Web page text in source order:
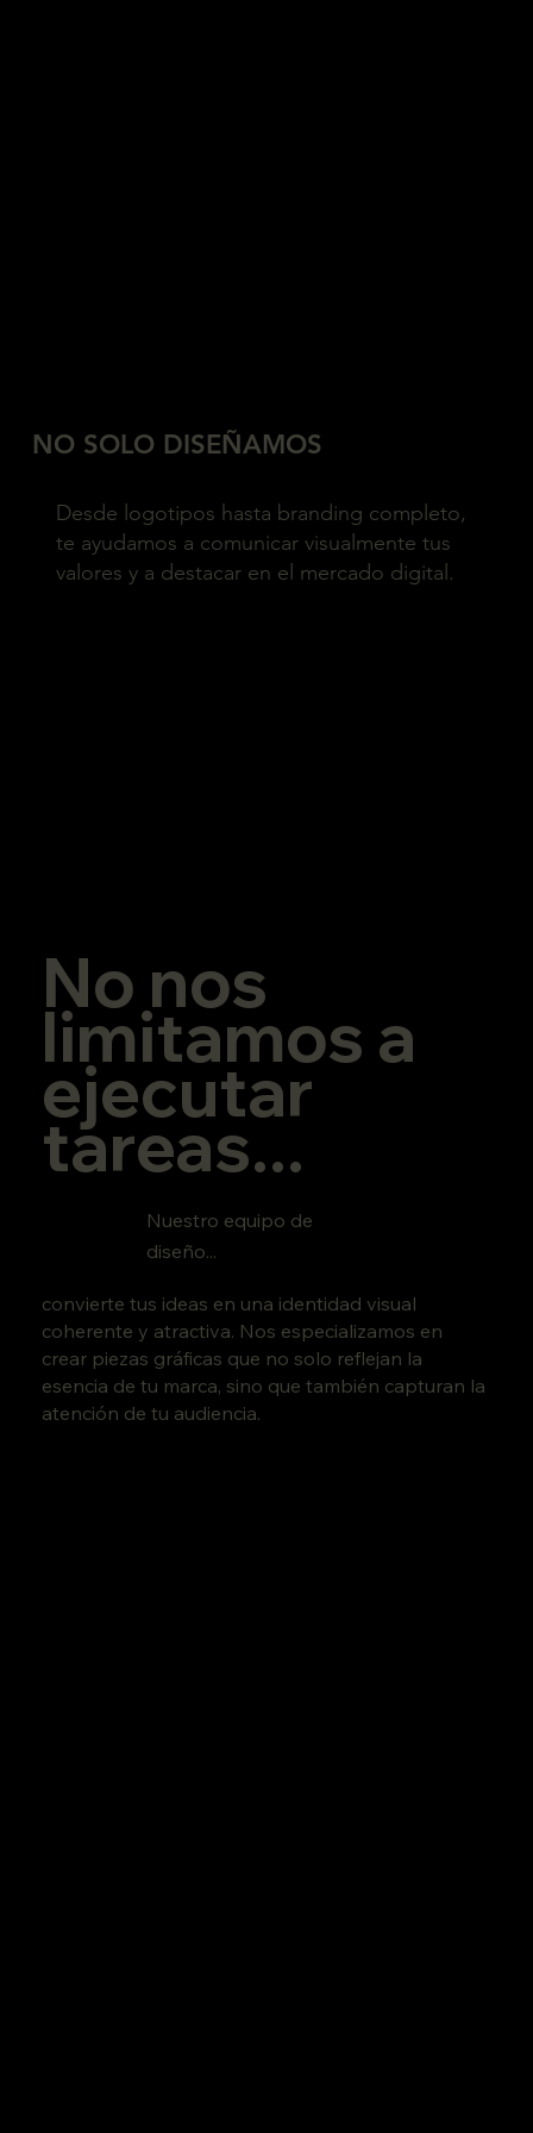
No nos
limitamos a
ejecutar
tareas...
Nuestro equipo de
diseño...
convierte tus ideas en una identidad visual
coherente y atractiva. Nos especializamos en
crear piezas gráficas que no solo reflejan la
esencia de tu marca, sino que también capturan la
atención de tu audiencia.
NO SOLO DISEÑAMOS
Desde logotipos hasta branding completo,
te ayudamos a comunicar visualmente tus
valores y a destacar en el mercado digital.